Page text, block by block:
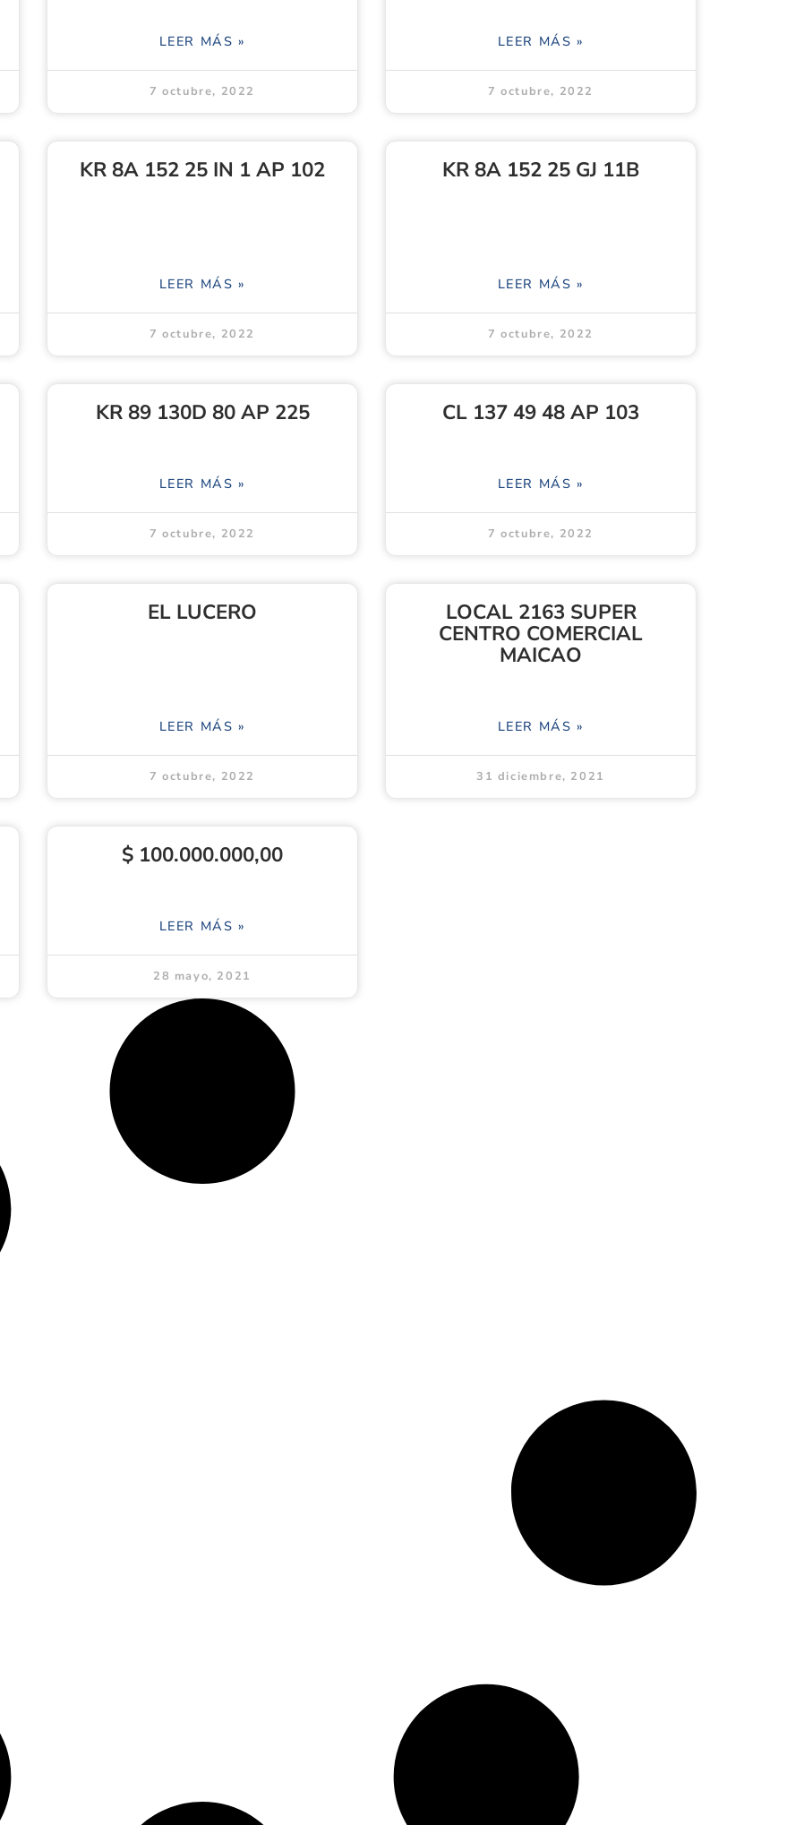
LEER MÁS »
7 octubre, 2022
LEER MÁS »
7 octubre, 2022
KR 8A 152 25 IN 1 AP 102
LEER MÁS »
7 octubre, 2022
KR 8A 152 25 GJ 11B
LEER MÁS »
7 octubre, 2022
KR 89 130D 80 AP 225
LEER MÁS »
7 octubre, 2022
CL 137 49 48 AP 103
LEER MÁS »
7 octubre, 2022
EL LUCERO
LEER MÁS »
7 octubre, 2022
LOCAL 2163 SUPER
CENTRO COMERCIAL
MAICAO
LEER MÁS »
31 diciembre, 2021
$ 100.000.000,00
LEER MÁS »
28 mayo, 2021